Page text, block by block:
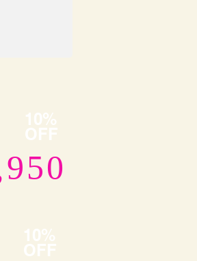
10%
OFF
10%
OFF